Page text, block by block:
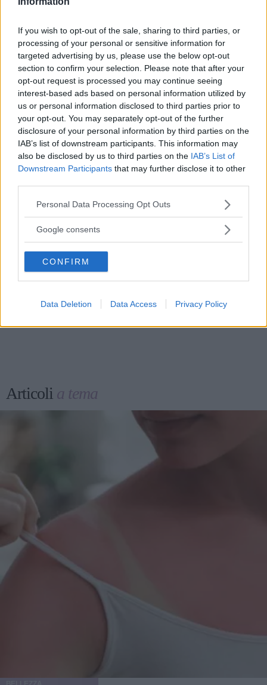
If you wish to opt-out of the sale, sharing to third parties, or
processing of your personal or sensitive information for
targeted advertising by us, please use the below opt-out
section to confirm your selection. Please note that after your
opt-out request is processed you may continue seeing
interest-based ads based on personal information utilized by
us or personal information disclosed to third parties prior to
your opt-out. You may separately opt-out of the further
disclosure of your personal information by third parties on the
IAB’s list of downstream participants. This information may
also be disclosed by us to third parties on the IAB’s List of
Downstream Participants that may further disclose it to other
Please note that this website/app uses one or more Google
not limited to your visit or usage behaviour. You may click to
use your data for below specified purposes in below Google
consent section.
Personal Data Processing Opt Outs
Google consents
CONFIRM
Data Deletion Data Access Privacy Policy
CONDIVIDI SU
FACEBOOK
CONDIVIDI SU
TWITTER
CONDIVIDI SU
WHATSAPP
Ultime News
Le 10 più belle frasi dei The Oasis, che ora
possiamo tornare a sentire live
Fatti notare! Le frasi per stati WhatsApp che
tutti commenteranno
11 frasi di Papa Leone XIV, pronunciate quando
era Robert Francis Prevost
Frasi sulla libertà: le più belle da condividere e
su cui riflettere
Tailleur cerimonia 2025 economici: i più belli di
Zara, Zalando, H&M, Mango e altri
Articoli a tema